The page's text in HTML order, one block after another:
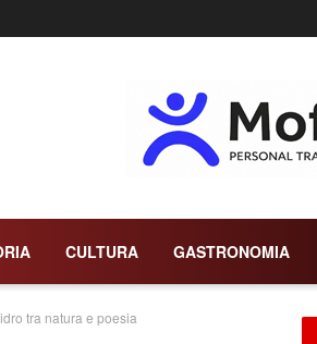
CULTURA GASTRONOMIA
tra natura e poesia